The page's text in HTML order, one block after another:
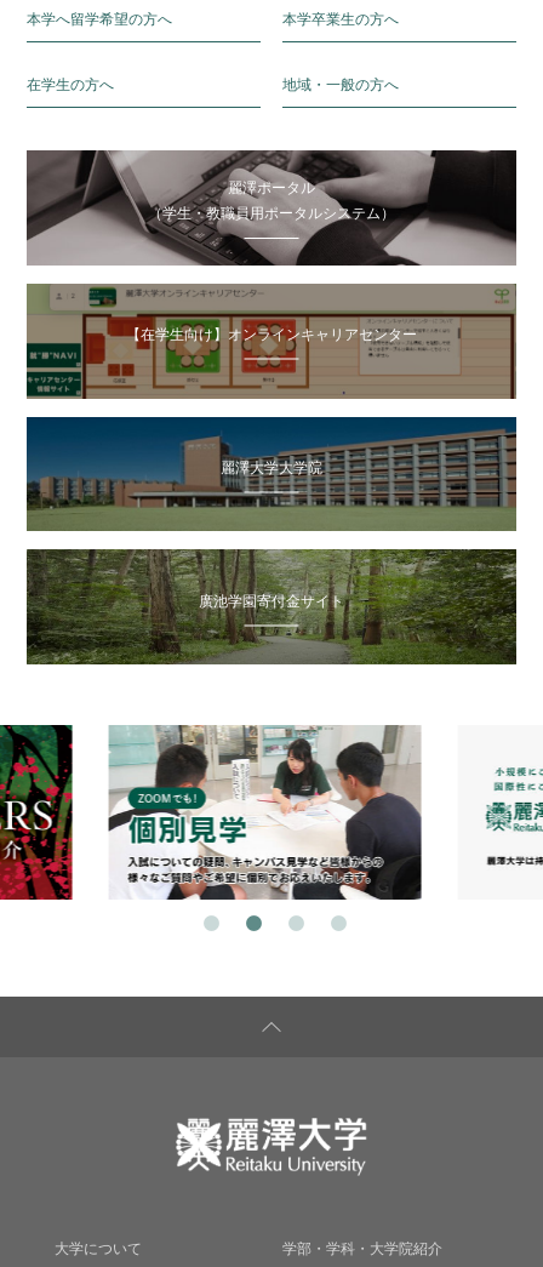
本学へ留学希望の方へ 本学卒業生の方へ
在学生の方へ 地域・一般の方へ
麗澤ポータル
（学生・教職員用ポータルシステム）
【在学生向け】オンラインキャリアセンター
麗澤大学大学院
廣池学園寄付金サイト
大学について 学部・学科・大学院紹介